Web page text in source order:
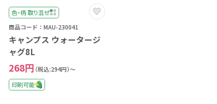
色・柄 取り混ぜ
商品コード：MAU-230041
キャンプス ウォータージ
ャグ8L
268円 （税込:294円）～
印刷可能